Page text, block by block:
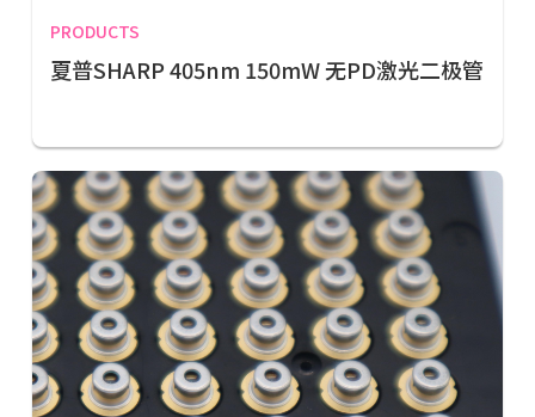
PRODUCTS
夏普SHARP 405nm 150mW 无PD激光二极管